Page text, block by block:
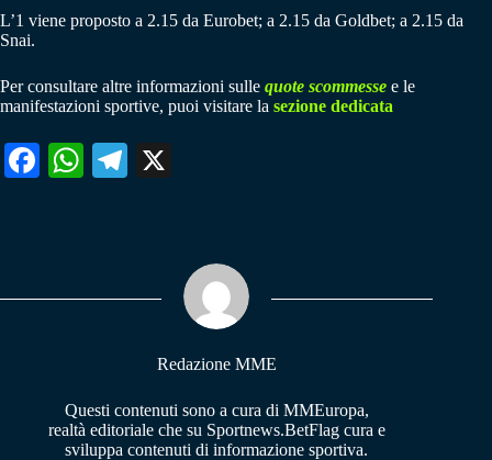
L’1 viene proposto a 2.15 da Eurobet; a 2.15 da Goldbet; a 2.15 da
Snai.
Per consultare altre informazioni sulle quote scommesse e le
manifestazioni sportive, puoi visitare la sezione dedicata
Fa W
pp
Te
m
Redazione MME
Questi contenuti sono a cura di MMEuropa,
realtà editoriale che su Sportnews.BetFlag cura e
sviluppa contenuti di informazione sportiva.